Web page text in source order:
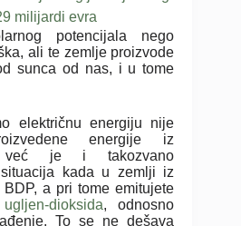
milijardi evra
potencijala nego
ali te zemlje proizvode
sunca od nas, i u tome
električnu energiju nije
energije iz
već je i takozvano
situacija kada u zemlji iz
a pri tome emitujete
ugljen-dioksida, odnosno
To se ne dešava